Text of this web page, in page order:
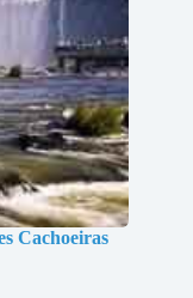
Cachoeiras